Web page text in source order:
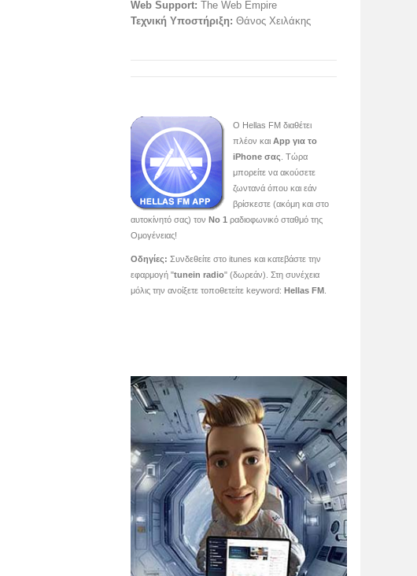
Web Support: The Web Empire
Τεχνική Υποστήριξη: Θάνος Χειλάκης
O Hellas FM διαθέτει
πλέον και App για το
iPhone σας . Τώρα
μπορείτε να ακούσετε
ζωντανά όπου και εάν
βρίσκεστε (ακόμη και στο
αυτοκίνητό σας) τον Νο 1 ραδιοφωνικό σταθμό της
Ομογένειας!
Οδηγίες: Συνδεθείτε στο itunes και κατεβάστε την
εφαρμογή "tunein radio" (δωρεάν). Στη συνέχεια
μόλις την ανοίξετε τοποθετείτε keyword: Hellas FM.